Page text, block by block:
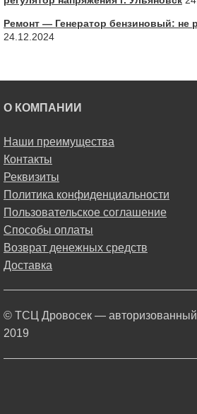
Ремонт — Генератор бензиновый: не
24.12.2024
О КОМПАНИИ
Наши преимущества
Контакты
Реквизиты
Политика конфиденциальности
Пользовательское соглашение
Способы оплаты
Возврат денежных средств
Доставка
© ТСЦ Дровосек —
2019